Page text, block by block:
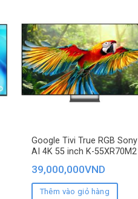
Google Tivi True RGB Sony
AI 4K 55 inch K-55XR70M2
39,000,000VND
Thêm vào giỏ hàng